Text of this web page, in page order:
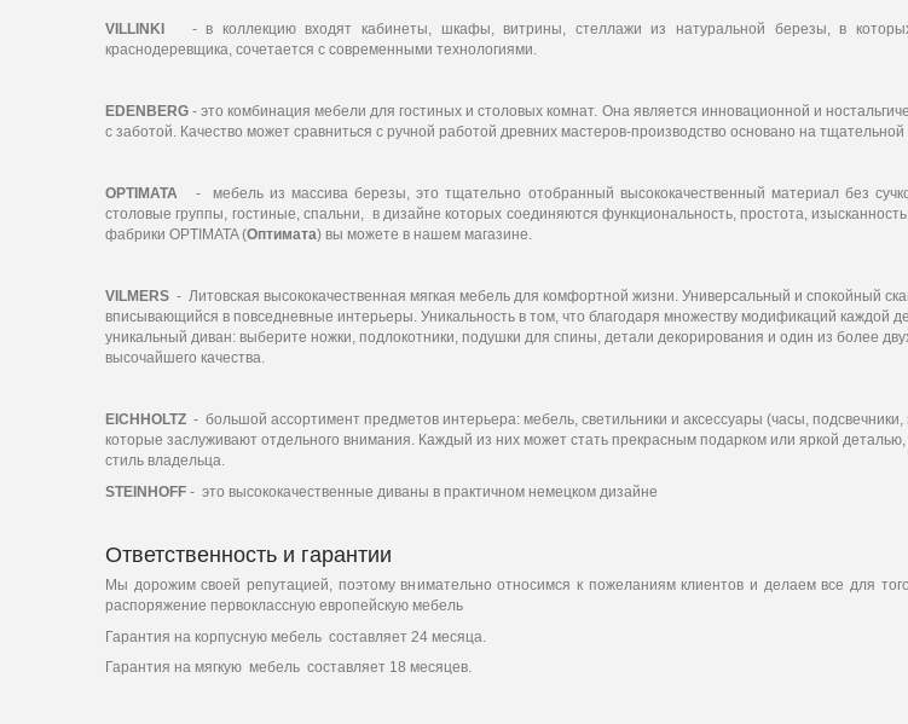
VILLINKI
- в коллекцию входят кабинеты, шкафы, витрины, стеллажи из натуральной березы, в которых
краснодеревщика, сочетается с современными технологиями.
EDENBERG - это комбинация мебели для гостиных и столовых комнат. Она является инновационной и
с заботой. Качество может сравниться с ручной работой древних мастеров-производство основано на
OPTIMATA - мебель из массива березы, это тщательно отобранный высококачественный материал без
столовые группы, гостиные, спальни, в дизайне которых соединяются функциональность, простота,
фабрики OPTIMATA (Оптимата) вы можете в нашем магазине.
VILMERS - Литовская высококачественная мягкая мебель для комфортной жизни. Универсальный и спокойный
вписывающийся в повседневные интерьеры. Уникальность в том, что благодаря множеству модификаций каждой
уникальный диван: выберите ножки, подлокотники, подушки для спины, детали декорирования и один из более
высочайшего качества.
EICHHOLTZ - большой ассортимент предметов интерьера: мебель, светильники и аксессуары (часы,
которые заслуживают отдельного внимания. Каждый из них может стать прекрасным подарком или яркой
стиль владельца.
STEINHOFF - это высококачественные диваны в практичном немецком дизайне
Ответственность и гарантии
Мы дорожим своей репутацией, поэтому внимательно относимся к пожеланиям клиентов и делаем все для
распоряжение первоклассную европейскую мебель
Гарантия на корпусную мебель составляет 24 месяца.
Гарантия на мягкую мебель составляет 18 месяцев.